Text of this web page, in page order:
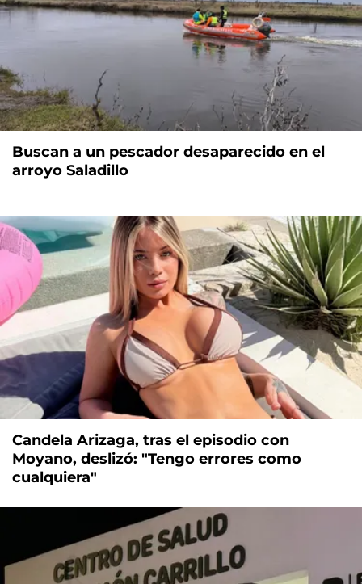
Buscan a un pescador desaparecido en el
arroyo Saladillo
Candela Arizaga, tras el episodio con
Moyano, deslizó: "Tengo errores como
cualquiera"